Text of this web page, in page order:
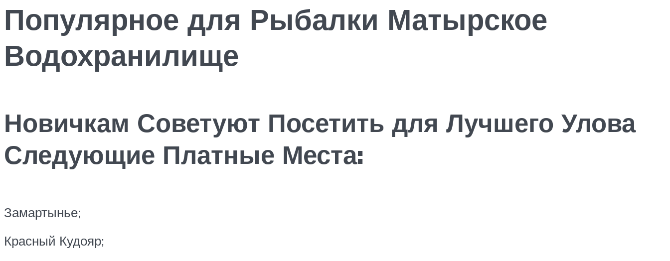
Популярное для Рыбалки Матырское
Водохранилище
Новичкам Советуют Посетить для Лучшего Улова
Следующие Платные Места:
Замартынье;
Красный Кудояр;